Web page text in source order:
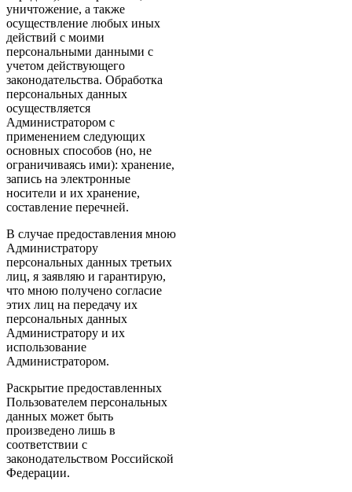
уничтожение, а также
осуществление любых иных
действий с моими
персональными данными с
учетом действующего
законодательства. Обработка
персональных данных
осуществляется
Администратором с
применением следующих
основных способов (но, не
ограничиваясь ими): хранение,
запись на электронные
носители и их хранение,
составление перечней.
В случае предоставления мною
Администратору
персональных данных третьих
лиц, я заявляю и гарантирую,
что мною получено согласие
этих лиц на передачу их
персональных данных
Администратору и их
использование
Администратором.
Раскрытие предоставленных
Пользователем персональных
данных может быть
произведено лишь в
соответствии с
законодательством Российской
Федерации.